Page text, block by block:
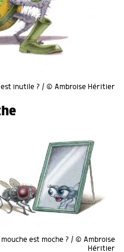
est inutile ? / © Ambroise Héritier
mouche est moche ? / © Ambroise
Héritier